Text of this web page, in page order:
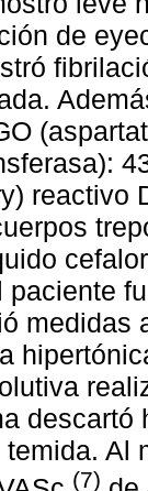
de
reactivo
paciente
medidas
descartó
Al
(7)